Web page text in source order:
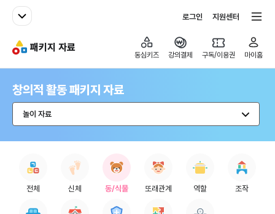
패밀리사이트
로그인 지원센터
동심키즈 패키지 자료
동심키즈 강의결제 구독/이용권 마이홈
창의적 활동 패키지 자료
놀이 자료
전체 신체 동/식물 또래관계 역할 조작